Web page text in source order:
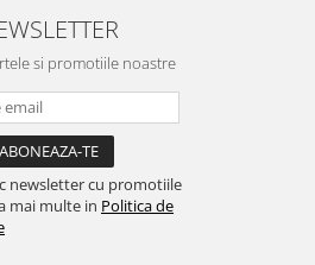
si promotiile noastre
newsletter cu promotiile
mai multe in Politica de